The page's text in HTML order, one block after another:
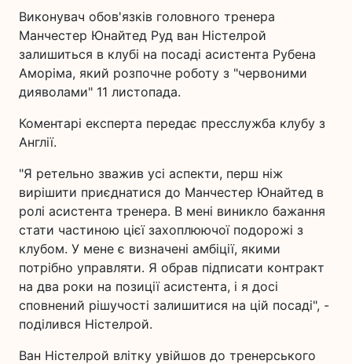
Виконувач обов'язків головного тренера
Манчестер Юнайтед Руд ван Ністелрой
залишиться в клубі на посаді асистента Рубена
Аморіма, який розпочне роботу з "червоними
дияволами" 11 листопада.
Коментарі експерта передає пресслужба клубу з
Англії.
"Я ретельно зважив усі аспекти, перш ніж
вирішити приєднатися до Манчестер Юнайтед в
ролі асистента тренера. В мені виникло бажання
стати частиною цієї захоплюючої подорожі з
клубом. У мене є визначені амбіції, якими
потрібно управляти. Я обрав підписати контракт
на два роки на позиції асистента, і я досі
сповнений рішучості залишитися на цій посаді", -
поділився Ністелрой.
Ван Ністелрой влітку увійшов до тренерського